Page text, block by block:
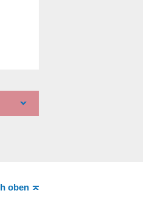
oben